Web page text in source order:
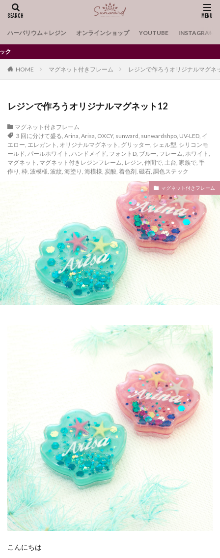
ハーバリウム＋レジン オンラインショップ YOUTUBE INSTAGRAM
HOME マグネット付きフレーム レジンで作ろうオリジナルマグネ
レジンで作ろうオリジナルマグネット12
マグネット付きフレーム
３回に分けて盛る, Arina, Arisa, OXCY, sunward, sunwardshpo, UV-LED, イ
エロー, エレガント , オリジナルマグネット , グリッター, シェル型, シリコンモ
ールド, パールホワイト , ハンドメイド, フォントD, ブルー, フレーム, ホワイト ,
マグネット , マグネット付きレジンフレーム, レジン, 仲間で, 土台, 家族で, 手
作り , 枠, 波模様, 波紋, 海塗り , 海模様, 炭酸, 着色剤, 磁石, 調色ステック
マグネット付きフレーム
こんにちは